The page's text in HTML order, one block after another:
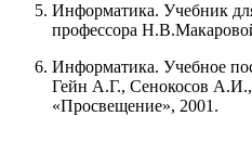
Информатика. Учебник
профессора
Информатика. Учебное
Гейн А.Г., Сенокосов
«Просвещение», 2001.